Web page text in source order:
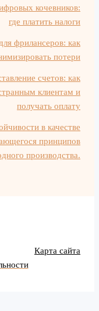
кочевников:
где платить налоги
фрилансеров: как
потери
счетов: как
клиентам и
получать оплату
в качестве
принципов
производства.
Карта сайта